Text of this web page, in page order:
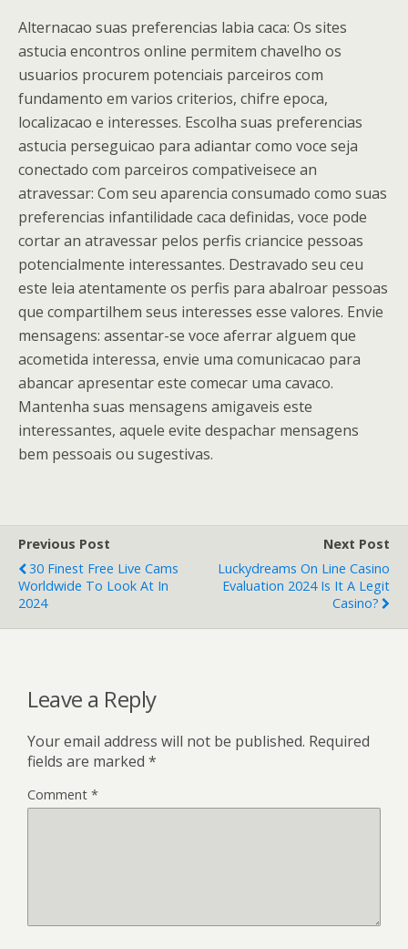
Alternacao suas preferencias labia caca: Os sites
astucia encontros online permitem chavelho os
usuarios procurem potenciais parceiros com
fundamento em varios criterios, chifre epoca,
localizacao e interesses. Escolha suas preferencias
astucia perseguicao para adiantar como voce seja
conectado com parceiros compativeisece an
atravessar: Com seu aparencia consumado como suas
preferencias infantilidade caca definidas, voce pode
cortar an atravessar pelos perfis criancice pessoas
potencialmente interessantes. Destravado seu ceu
este leia atentamente os perfis para abalroar pessoas
que compartilhem seus interesses esse valores. Envie
mensagens: assentar-se voce aferrar alguem que
acometida interessa, envie uma comunicacao para
abancar apresentar este comecar uma cavaco.
Mantenha suas mensagens amigaveis este
interessantes, aquele evite despachar mensagens
bem pessoais ou sugestivas.
Previous Post
30 Finest Free Live Cams
Worldwide To Look At In
2024
Next Post
Luckydreams On Line Casino
Evaluation 2024 Is It A Legit
Casino?
Leave a Reply
Your email address will not be published. Required
fields are marked *
Comment *